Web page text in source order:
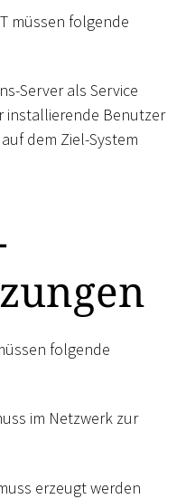
müssen folgende
Server als Service
installierende Benutzer
dem Ziel-System
folgende
im Netzwerk zur
erzeugt werden